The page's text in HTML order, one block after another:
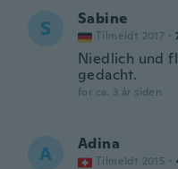
S Sabine
Tilmeldt 2017 ·
Niedlich und
gedacht.
for ca. 3 år siden
A Adina
Tilmeldt 2015 ·